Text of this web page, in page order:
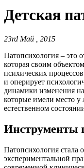
Детская
23rd Май , 2015
Патопсихология – это
которая своим
психических
и оперирует
динамики изменения
которые имели место у
естественном
Инструменты
Патопсихология стала
экспериментальной